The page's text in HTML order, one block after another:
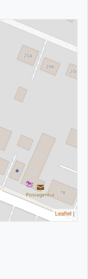
Leaflet |